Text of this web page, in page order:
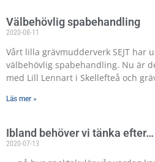
Välbehövlig spabehandling
2020-08-11
Vårt lilla grävmudderverk SEJT har
välbehövlig spabehandling. Nu är
med Lill Lennart i Skellefteå och
Läs mer »
Ibland behöver vi tänka efter…
2020-07-13